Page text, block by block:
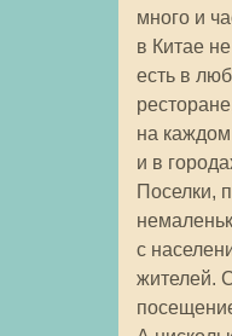
много и
в Китае
есть в
на
и в
Поселки,
с
жителей.